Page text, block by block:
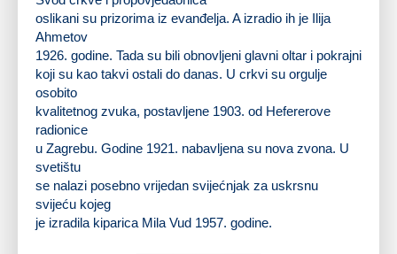
oslikani su prizorima iz evanđelja. A izradio ih je Ilija
Ahmetov
1926. godine. Tada su bili obnovljeni glavni oltar i pokrajni
koji su kao takvi ostali do danas. U crkvi su orgulje
osobito
kvalitetnog zvuka, postavljene 1903. od Hefererove
radionice
u Zagrebu. Godine 1921. nabavljena su nova zvona. U
svetištu
se nalazi posebno vrijedan svijećnjak za uskrsnu
svijeću kojeg
je izradila kiparica Mila Vud 1957. godine.